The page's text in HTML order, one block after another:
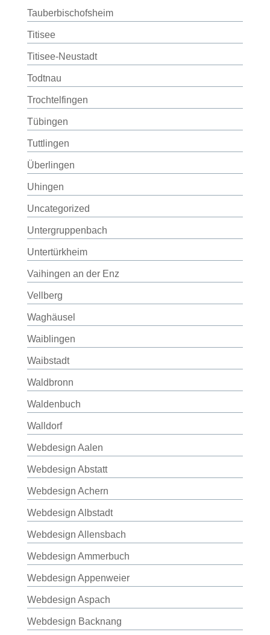
Tauberbischofsheim
Titisee
Titisee-Neustadt
Todtnau
Trochtelfingen
Tübingen
Tuttlingen
Überlingen
Uhingen
Uncategorized
Untergruppenbach
Untertürkheim
Vaihingen an der Enz
Vellberg
Waghäusel
Waiblingen
Waibstadt
Waldbronn
Waldenbuch
Walldorf
Webdesign Aalen
Webdesign Abstatt
Webdesign Achern
Webdesign Albstadt
Webdesign Allensbach
Webdesign Ammerbuch
Webdesign Appenweier
Webdesign Aspach
Webdesign Backnang